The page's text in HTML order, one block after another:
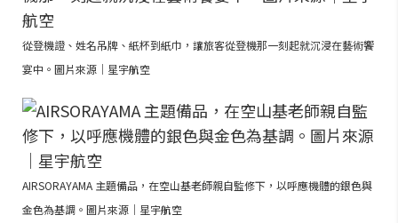
從登機證、姓名吊牌、紙杯到紙巾，讓旅客從登機那一刻起就沉浸在藝術饗
宴中。圖片來源｜星宇航空
AIRSORAYAMA 主題備品，在空山基老師親自監修下，以呼應機體的銀色與
金色為基調。圖片來源｜星宇航空